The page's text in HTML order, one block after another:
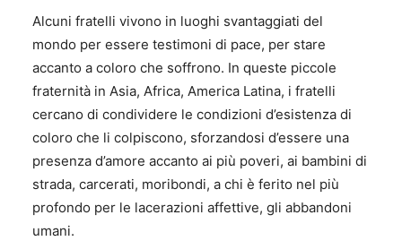
Alcuni fratelli vivono in luoghi svantaggiati del
mondo per essere testimoni di pace, per stare
accanto a coloro che soffrono. In queste piccole
fraternità in Asia, Africa, America Latina, i fratelli
cercano di condividere le condizioni d’esistenza di
coloro che li colpiscono, sforzandosi d’essere una
presenza d’amore accanto ai più poveri, ai bambini di
strada, carcerati, moribondi, a chi è ferito nel più
profondo per le lacerazioni affettive, gli abbandoni
umani.